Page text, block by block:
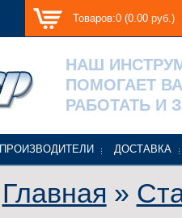
Товаров:0 (0.00 руб.)
НАШ
ПОМОГАЕТ
РАБОТАТЬ И
ПРОИЗВОДИТЕЛИ ДОСТАВКА
Главная »